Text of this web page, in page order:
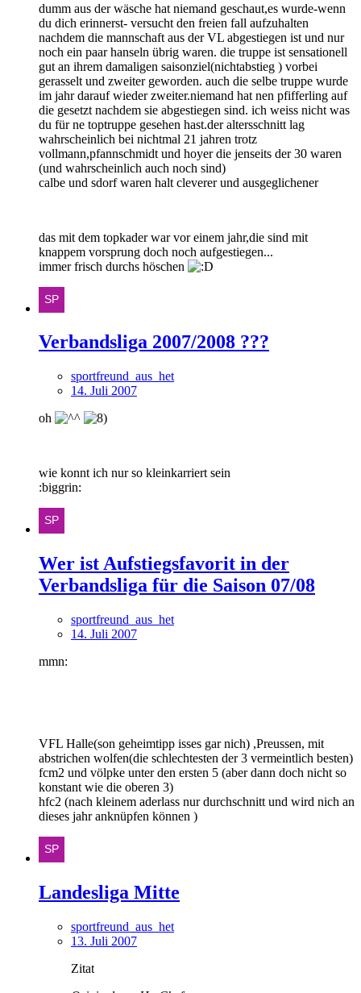
dumm aus der wäsche hat niemand geschaut,es wurde-wenn
du dich erinnerst- versucht den freien fall aufzuhalten
nachdem die mannschaft aus der VL abgestiegen ist und nur
noch ein paar hanseln übrig waren. die truppe ist sensationell
gut an ihrem damaligen saisonziel(nichtabstieg ) vorbei
gerasselt und zweiter geworden. auch die selbe truppe wurde
im jahr darauf wieder zweiter.niemand hat nen pfifferling auf
die gesetzt nachdem sie abgestiegen sind. ich weiss nicht was
du für ne toptruppe gesehen hast.der altersschnitt lag
wahrscheinlich bei nichtmal 21 jahren trotz
vollmann,pfannschmidt und hoyer die jenseits der 30 waren
(und wahrscheinlich auch noch sind)
calbe und sdorf waren halt cleverer und ausgeglichener
das mit dem topkader war vor einem jahr,die sind mit
knappem vorsprung doch noch aufgestiegen...
immer frisch durchs höschen
Verbandsliga 2007/2008 ???
sportfreund_aus_het
14. Juli 2007
oh
wie konnt ich nur so kleinkarriert sein
:biggrin:
Wer ist Aufstiegsfavorit in der
Verbandsliga für die Saison 07/08
sportfreund_aus_het
14. Juli 2007
mmn:
VFL Halle(son geheimtipp isses gar nich) ,Preussen, mit
abstrichen wolfen(die schlechtesten der 3 vermeintlich besten)
fcm2 und völpke unter den ersten 5 (aber dann doch nicht so
konstant wie die oberen 3)
hfc2 (nach kleinem aderlass nur durchschnitt und wird nich an
dieses jahr anknüpfen können )
Landesliga Mitte
sportfreund_aus_het
13. Juli 2007
Zitat